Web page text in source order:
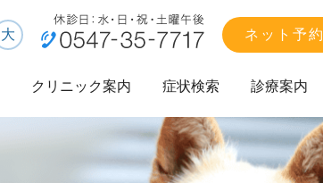
大 ネット予約
クリニック案内 症状検索 診療案内